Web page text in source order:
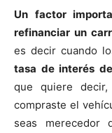
Un factor
refinanciar un
es decir cuando
tasa de interés
que quiere
compraste el
seas merecedor